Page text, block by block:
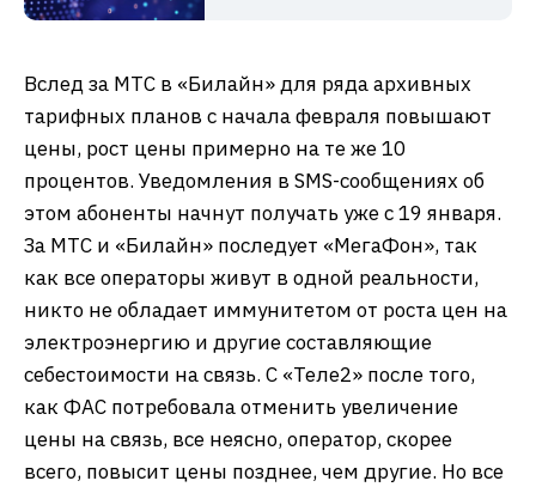
Вслед за МТС в «Билайн» для ряда архивных
тарифных планов с начала февраля повышают
цены, рост цены примерно на те же 10
процентов. Уведомления в SMS-сообщениях об
этом абоненты начнут получать уже с 19 января.
За МТС и «Билайн» последует «МегаФон», так
как все операторы живут в одной реальности,
никто не обладает иммунитетом от роста цен на
электроэнергию и другие составляющие
себестоимости на связь. С «Теле2» после того,
как ФАС потребовала отменить увеличение
цены на связь, все неясно, оператор, скорее
всего, повысит цены позднее, чем другие. Но все